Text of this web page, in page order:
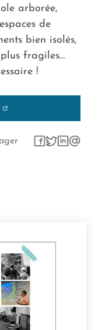
arborée,
de
bien isolés,
fragiles…
!